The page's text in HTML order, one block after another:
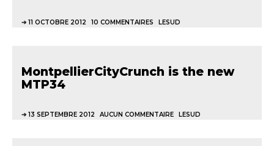
11 OCTOBRE 2012 10 COMMENTAIRES LESUD
MontpellierCityCrunch is the new
MTP34
13 SEPTEMBRE 2012 AUCUN COMMENTAIRE LESUD